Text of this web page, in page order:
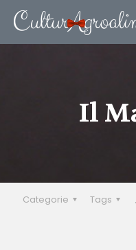
Il
Categorie Tags